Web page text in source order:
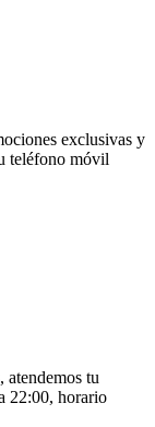
exclusivas y
teléfono móvil
atendemos tu
22:00, horario